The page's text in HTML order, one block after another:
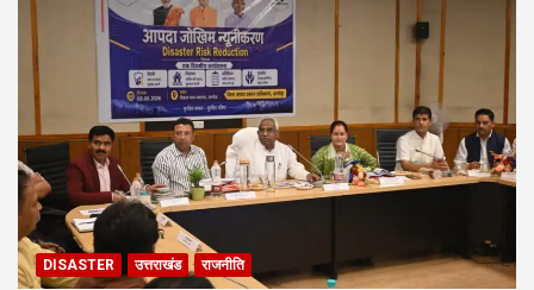
DISASTER उत्तराखंड राजनीति